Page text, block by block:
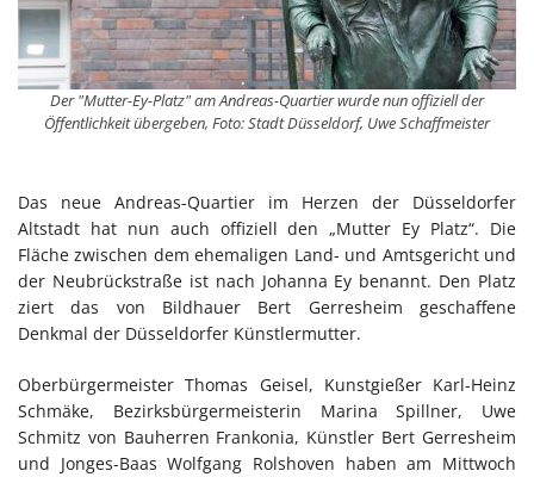
Der "Mutter-Ey-Platz" am Andreas-Quartier wurde nun offiziell der
Öffentlichkeit übergeben, Foto: Stadt Düsseldorf, Uwe Schaffmeister
Das neue Andreas-Quartier im Herzen der Düsseldorfer
Altstadt hat nun auch offiziell den „Mutter Ey Platz“. Die
Fläche zwischen dem ehemaligen Land- und Amtsgericht und
der Neubrückstraße ist nach Johanna Ey benannt. Den Platz
ziert das von Bildhauer Bert Gerresheim geschaffene
Denkmal der Düsseldorfer Künstlermutter.
Oberbürgermeister Thomas Geisel, Kunstgießer Karl-Heinz
Schmäke, Bezirksbürgermeisterin Marina Spillner, Uwe
Schmitz von Bauherren Frankonia, Künstler Bert Gerresheim
und Jonges-Baas Wolfgang Rolshoven haben am Mittwoch